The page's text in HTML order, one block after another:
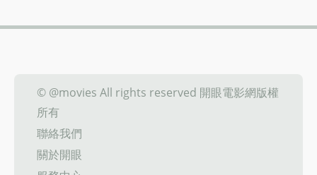
© @movies All rights reserved 開眼電影網版權
所有
聯絡我們
關於開眼